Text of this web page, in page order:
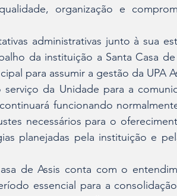
organização e
administrativas junto à sua
da instituição a Santa Casa
para assumir a gestão da UPA
da Unidade para a
funcionando
necessários para o
planejadas pela instituição e
de Assis conta com o
essencial para a